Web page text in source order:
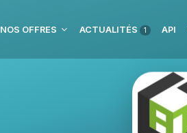
NOS OFFRES ACTUALITÉS 1 API